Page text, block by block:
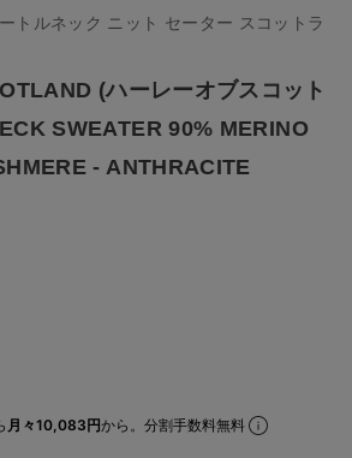
トルネック ニット セーター スコットラ
(ハーレーオブスコット
SWEATER 90% MERINO
- ANTHRACITE
月々10,083円から。分割手数料無料